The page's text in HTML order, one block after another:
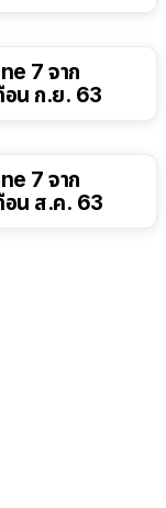
7 จาก
อน ก.ย. 63
7 จาก
อน ส.ค. 63